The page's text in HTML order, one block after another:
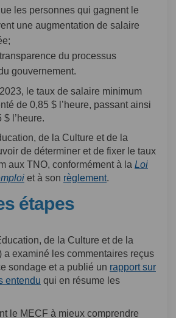
les personnes qui gagnent le
une augmentation de salaire
du processus
gouvernement.
le taux de salaire minimum
de 0,85 $ l’heure, passant ainsi
l’heure.
de la Culture et de la
de déterminer et de fixer le taux
aux TNO, conformément à la Loi
(Liens externes)
et à son règlement(Liens externes)
.
étapes
de la Culture et de la
a examiné les commentaires reçus
sondage et a publié un rapport sur
entendu (Liens externes)
qui en résume les
le MECF à mieux comprendre